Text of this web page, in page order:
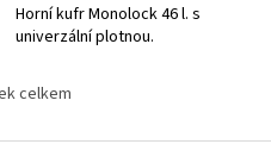
Horní kufr Monolock 46 l. s
univerzální plotnou.
O
l
celkem